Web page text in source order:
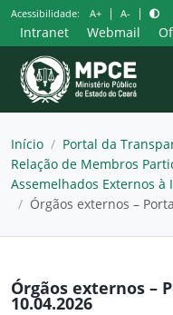
Pular
para
o
conteúdo
Acessibilidade: A+ | A- |
Intranet Webmail
Início / Portal da
Relação de Membros
Assemelhados Externos à
/ Órgãos externos –
Órgãos externos –
10.04.2026